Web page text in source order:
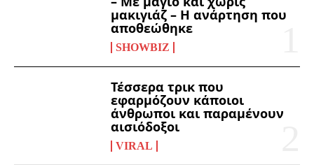
μακιγιάζ – Η ανάρτηση που
αποθεώθηκε
SHOWBIZ
Τέσσερα τρικ που
εφαρμόζουν κάποιοι
άνθρωποι και παραμένουν
αισιόδοξοι
VIRAL